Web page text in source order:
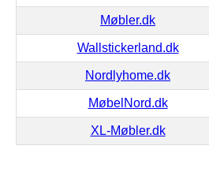
Møbler.dk
Wallstickerland.dk
Nordlyhome.dk
MøbelNord.dk
XL-Møbler.dk